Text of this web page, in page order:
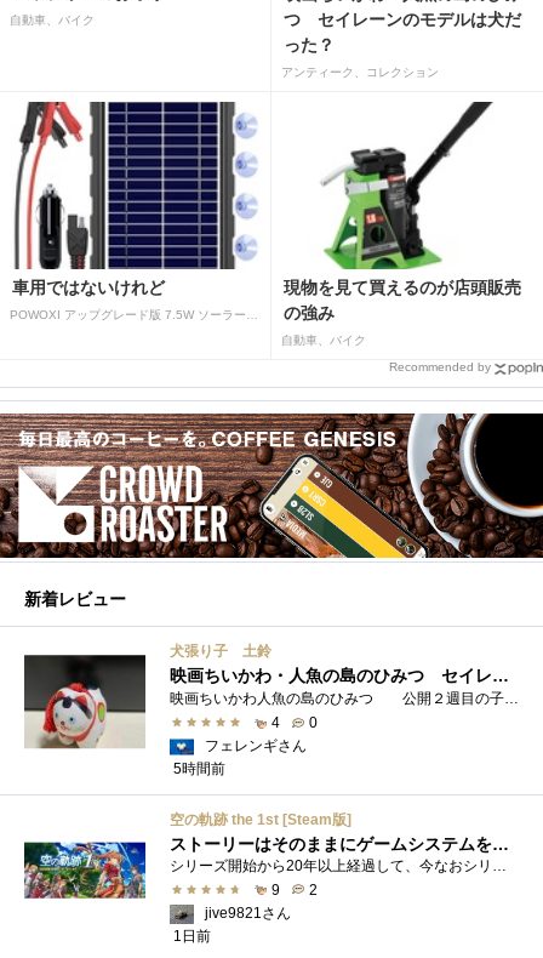
自動車、バイク
つ セイレーンのモデルは犬だ
った？
アンティーク、コレクション
車用ではないけれど
現物を見て買えるのが店頭販売
の強み
自動車、バイク
Recommended by
新着レビュー
犬張り子 土鈴
映画ちいかわ・人魚の島のひみつ セイレーンのモデルは犬だった？
映画ちいかわ人魚の島のひみつ 公開２週目の子どもさんの来場が制限されているレイトショーでも満席でしたし新たにボンドロシールの来場�...
4
0
フェレンギさん
5時間前
空の軌跡 the 1st [Steam版]
ストーリーはそのままにゲームシステムを現代化
9
2
jive9821さん
1日前